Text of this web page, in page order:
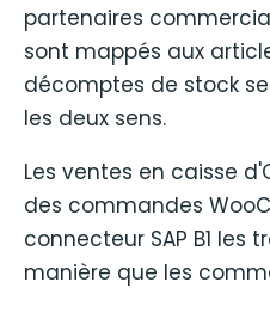
partenaires
sont mappés aux
décomptes de stock
les deux sens.
Les ventes en caisse
des commandes
connecteur SAP B1 les
manière que les